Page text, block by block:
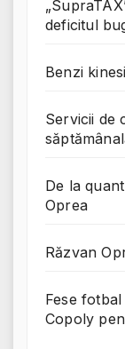
deficitul
Benzi
Servicii de
De la
Oprea
Răzvan
Fese
Copoly